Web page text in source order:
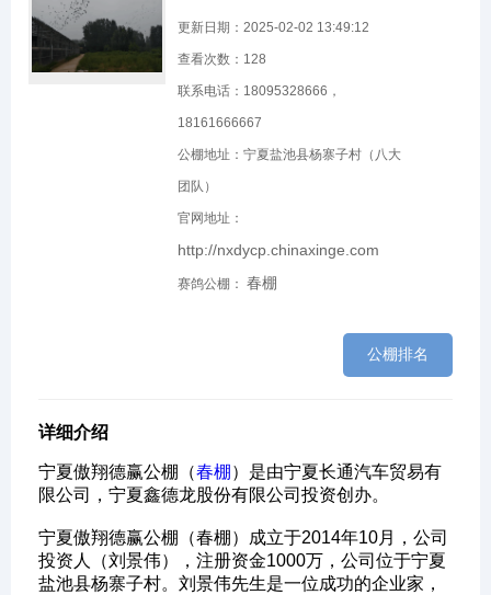
更新日期：2025-02-02 13:49:12
查看次数： 128
联系电话：18095328666，
18161666667
公棚地址：宁夏盐池县杨寨子村（八大
团队）
官网地址：
http://nxdycp.chinaxinge.com
赛鸽公棚： 春棚
公棚排名
详细介绍
宁夏傲翔德赢公棚（春棚 ）是由宁夏长通汽车贸易有
限公司，宁夏鑫德龙股份有限公司投资创办。
宁夏傲翔德赢公棚（春棚）成立于2014年10月，公司
投资人（刘景伟），注册资金1000万，公司位于宁夏
盐池县杨寨子村。刘景伟先生是一位成功的企业家，